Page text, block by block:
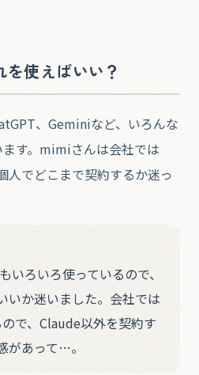
使えばいい？
、Geminiなど、いろんな
す。mimiさんは会社では
でどこまで契約するか迷っ
いろいろ使っているので、
いか迷いました。会社では
で、Claude以外を契約す
があって…。